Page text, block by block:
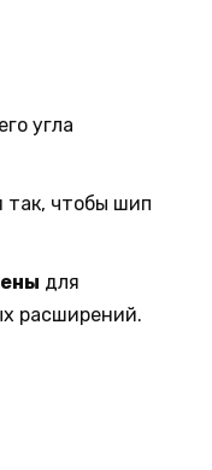
угла
так, чтобы шип
для
расширений.